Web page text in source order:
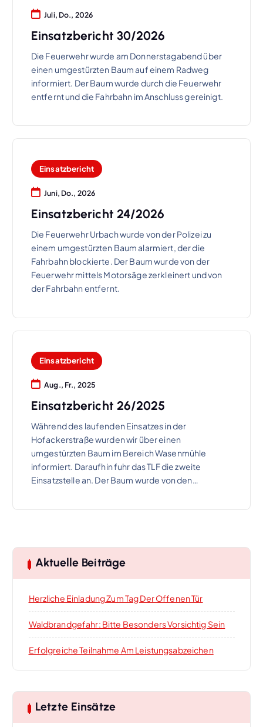
Juli, Do., 2026
Einsatzbericht 30/2026
Die Feuerwehr wurde am Donnerstagabend über
einen umgestürzten Baum auf einem Radweg
informiert. Der Baum wurde durch die Feuerwehr
entfernt und die Fahrbahn im Anschluss gereinigt.
Einsatzbericht
Juni, Do., 2026
Einsatzbericht 24/2026
Die Feuerwehr Urbach wurde von der Polizei zu
einem umgestürzten Baum alarmiert, der die
Fahrbahn blockierte. Der Baum wurde von der
Feuerwehr mittels Motorsäge zerkleinert und von
der Fahrbahn entfernt.
Einsatzbericht
Aug., Fr., 2025
Einsatzbericht 26/2025
Während des laufenden Einsatzes in der
Hofackerstraße wurden wir über einen
umgestürzten Baum im Bereich Wasenmühle
informiert. Daraufhin fuhr das TLF die zweite
Einsatzstelle an. Der Baum wurde von den…
Aktuelle Beiträge
Herzliche Einladung Zum Tag Der Offenen Tür
Waldbrandgefahr: Bitte Besonders Vorsichtig Sein
Erfolgreiche Teilnahme Am Leistungsabzeichen
Letzte Einsätze